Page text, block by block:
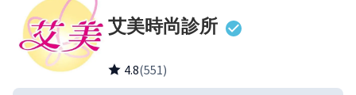
健康主題館
我是醫療人員
艾美時尚診所
4.8(551)